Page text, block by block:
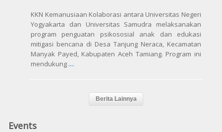
KKN Kemanusiaan Kolaborasi antara Universitas Negeri
Yogyakarta dan Universitas Samudra melaksanakan
program penguatan psikososial anak dan edukasi
mitigasi bencana di Desa Tanjung Neraca, Kecamatan
Manyak Payed, Kabupaten Aceh Tamiang. Program ini
mendukung ....
Events